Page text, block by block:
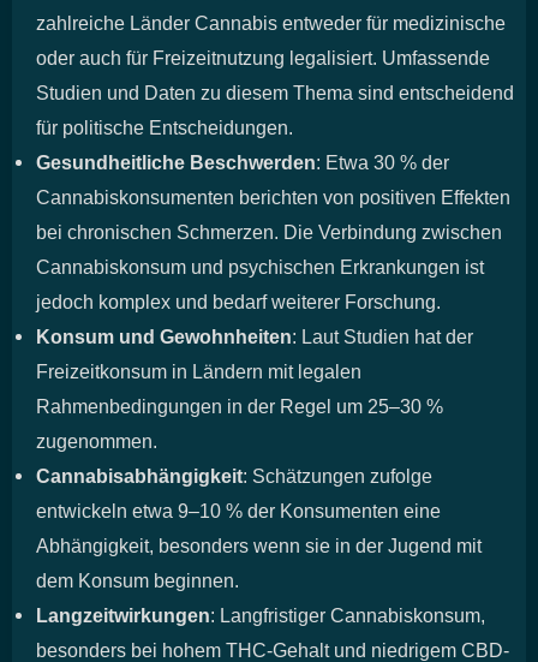
zahlreiche Länder Cannabis entweder für medizinische
oder auch für Freizeitnutzung legalisiert. Umfassende
Studien und Daten zu diesem Thema sind entscheidend
für politische Entscheidungen.
Gesundheitliche Beschwerden: Etwa 30 % der
Cannabiskonsumenten berichten von positiven Effekten
bei chronischen Schmerzen. Die Verbindung zwischen
Cannabiskonsum und psychischen Erkrankungen ist
jedoch komplex und bedarf weiterer Forschung.
Konsum und Gewohnheiten: Laut Studien hat der
Freizeitkonsum in Ländern mit legalen
Rahmenbedingungen in der Regel um 25–30 %
zugenommen.
Cannabisabhängigkeit: Schätzungen zufolge
entwickeln etwa 9–10 % der Konsumenten eine
Abhängigkeit, besonders wenn sie in der Jugend mit
dem Konsum beginnen.
Langzeitwirkungen: Langfristiger Cannabiskonsum,
besonders bei hohem THC-Gehalt und niedrigem CBD-